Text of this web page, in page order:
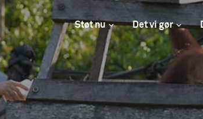
Støt nu Det vi gør